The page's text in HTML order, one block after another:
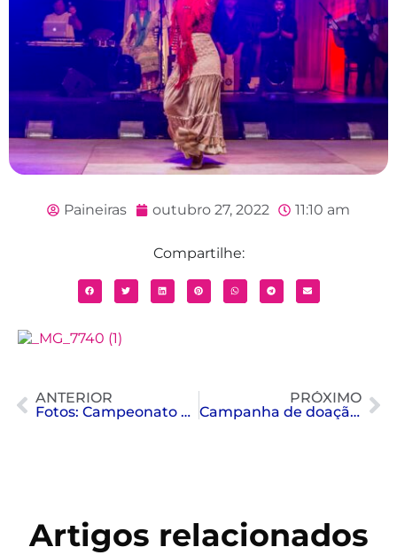
Paineiras outubro 27, 2022 11:10 am
Compartilhe:
ANTERIOR
Fotos: Campeonato Brasileiro Nado Artístico
PRÓXIMO
Campanha de doação de sangue
Artigos relacionados